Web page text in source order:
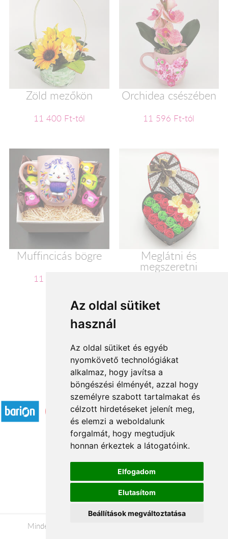
Az oldal sütiket
használ
Az oldal sütiket és egyéb
nyomkövető technológiákat
alkalmaz, hogy javítsa a
böngészési élményét, azzal hogy
személyre szabott tartalmakat és
célzott hirdetéseket jelenít meg,
és elemzi a weboldalunk
forgalmát, hogy megtudjuk
honnan érkeztek a látogatóink.
Elfogadom
Elutasítom
Beállítások megváltoztatása
Zöld mezőkön
11 400 Ft-tól
Orchidea csészében
11 596 Ft-tól
Muffincicás bögre
11 600 Ft-tól
Meglátni és
megszeretni
1 2
Elfogadott fizetési módok
Á.SZ.F.
Impresszum
Adatkezelési tájékoztató
Minden jog fenntartva © 2026 |